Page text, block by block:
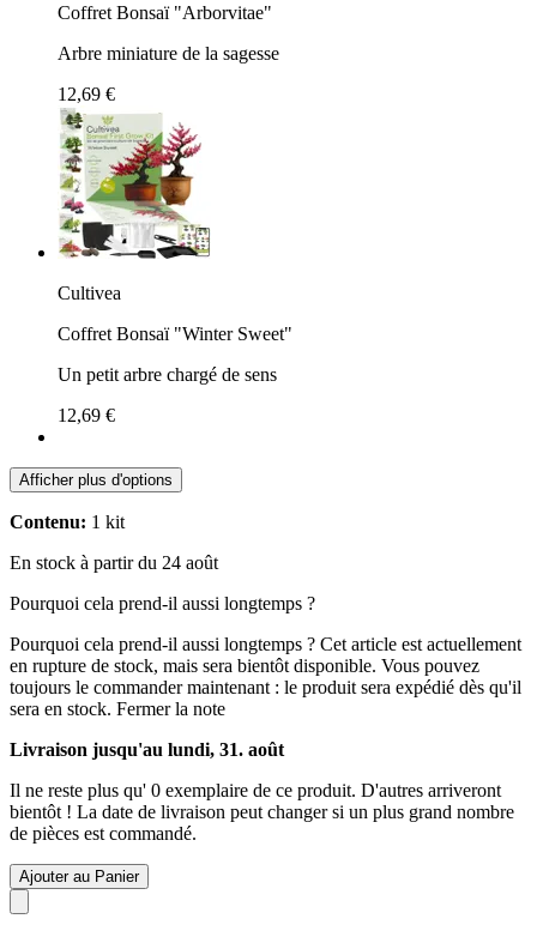
Coffret Bonsaï "Arborvitae"
Arbre miniature de la sagesse
12,69 €
Cultivea
Coffret Bonsaï "Winter Sweet"
Un petit arbre chargé de sens
12,69 €
Afficher plus d'options
Contenu: 1 kit
En stock à partir du 24 août
Pourquoi cela prend-il aussi longtemps ?
Pourquoi cela prend-il aussi longtemps ? Cet article est actuellement
en rupture de stock, mais sera bientôt disponible. Vous pouvez
toujours le commander maintenant : le produit sera expédié dès qu'il
sera en stock. Fermer la note
Livraison jusqu'au lundi, 31. août
Il ne reste plus qu' 0 exemplaire de ce produit. D'autres arriveront
bientôt ! La date de livraison peut changer si un plus grand nombre
de pièces est commandé.
Ajouter au Panier